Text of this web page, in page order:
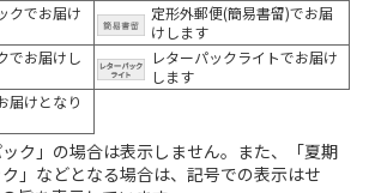
クでお届け
定形外郵便(簡易書留)でお届
けします
でお届けし
レターパックライトでお届け
します
届けとなり
ク」の場合は表示しません。また、「夏期
」などとなる場合は、記号での表示はせ